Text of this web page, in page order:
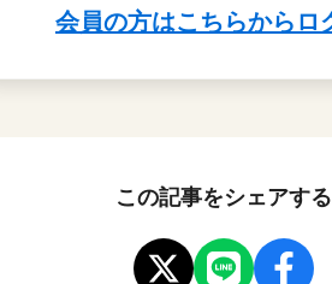
この記事をシェアする